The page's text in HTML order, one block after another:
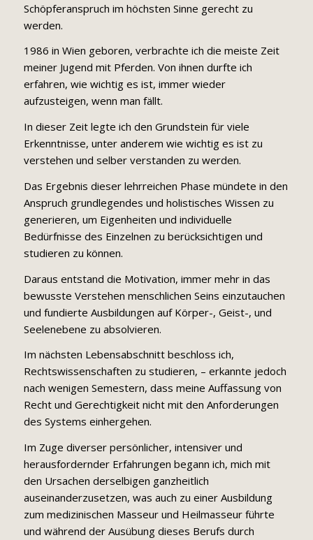
Schöpferanspruch im höchsten Sinne gerecht zu
werden.
1986 in Wien geboren, verbrachte ich die meiste Zeit
meiner Jugend mit Pferden. Von ihnen durfte ich
erfahren, wie wichtig es ist, immer wieder
aufzusteigen, wenn man fällt.
In dieser Zeit legte ich den Grundstein für viele
Erkenntnisse, unter anderem wie wichtig es ist zu
verstehen und selber verstanden zu werden.
Das Ergebnis dieser lehrreichen Phase mündete in den
Anspruch grundlegendes und holistisches Wissen zu
generieren, um Eigenheiten und individuelle
Bedürfnisse des Einzelnen zu berücksichtigen und
studieren zu können.
Daraus entstand die Motivation, immer mehr in das
bewusste Verstehen menschlichen Seins einzutauchen
und fundierte Ausbildungen auf Körper-, Geist-, und
Seelenebene zu absolvieren.
Im nächsten Lebensabschnitt beschloss ich,
Rechtswissenschaften zu studieren, – erkannte jedoch
nach wenigen Semestern, dass meine Auffassung von
Recht und Gerechtigkeit nicht mit den Anforderungen
des Systems einhergehen.
Im Zuge diverser persönlicher, intensiver und
herausfordernder Erfahrungen begann ich, mich mit
den Ursachen derselbigen ganzheitlich
auseinanderzusetzen, was auch zu einer Ausbildung
zum medizinischen Masseur und Heilmasseur führte
und während der Ausübung dieses Berufs durch